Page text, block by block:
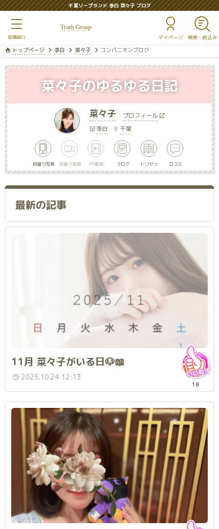
千葉ソープランド 李白 菜々子 ブログ
マイページ
トップページ 李白 菜々子 コンパニオンブログ
菜々子
プロフィール
李白
千葉
自撮り写真 自撮り動画 PR動画 ブログ トリセツ 口コミ
菜々子のゆるゆる日記
最新の記事
11月 菜々子がいる日🐶📖
2025.10.24 12:13
18